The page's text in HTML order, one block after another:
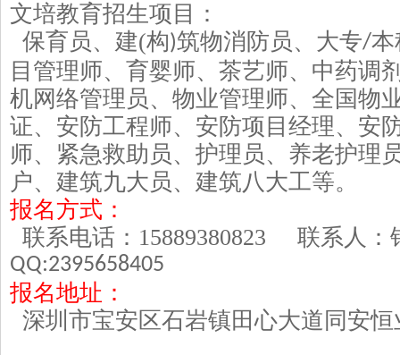
文培教育招生项目：
保育员、建(构)筑物消防员、大专/本
目管理师、育婴师、茶艺师、中药调
机网络管理员、物业管理师、全国物
证、安防工程师、安防项目经理、安
师、紧急救助员、护理员、养老护理
户、建筑九大员、建筑八大工等。
报名方式：
联系电话： 15889380823 联系人
QQ:2395658405
报名地址：
深圳市宝安区石岩镇田心大道同安